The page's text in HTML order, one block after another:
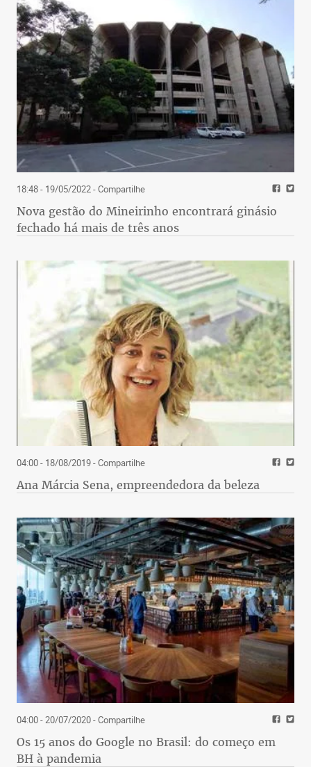
18:48 - 19/05/2022- Compartilhe
Nova gestão do Mineirinho encontrará ginásio
fechado há mais de três anos
04:00 - 18/08/2019- Compartilhe
Ana Márcia Sena, empreendedora da beleza
04:00 - 20/07/2020- Compartilhe
Os 15 anos do Google no Brasil: do começo em
BH à pandemia